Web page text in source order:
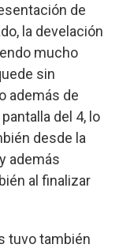
de
la develación
mucho
sin
además de
del 4, lo
desde la
y además
al finalizar
tuvo también